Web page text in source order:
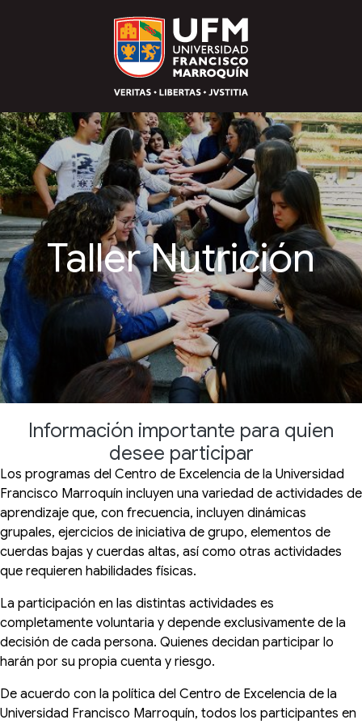
Taller Nutrición
Información importante para quien
desee participar
Los programas del Centro de Excelencia de la Universidad
Francisco Marroquín incluyen una variedad de actividades de
aprendizaje que, con frecuencia, incluyen dinámicas
grupales, ejercicios de iniciativa de grupo, elementos de
cuerdas bajas y cuerdas altas, así como otras actividades
que requieren habilidades físicas.
La participación en las distintas actividades es
completamente voluntaria y depende exclusivamente de la
decisión de cada persona. Quienes decidan participar lo
harán por su propia cuenta y riesgo.
De acuerdo con la política del Centro de Excelencia de la
Universidad Francisco Marroquín, todos los participantes en